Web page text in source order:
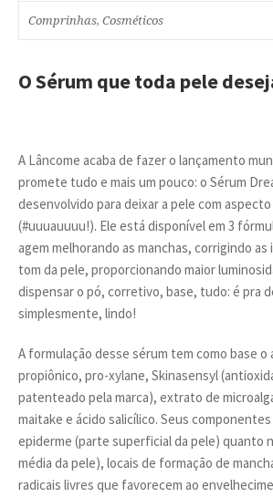
Comprinhas, Cosméticos
O Sérum que toda pele
A Lâncome acaba de fazer o lançamento
promete tudo e mais um pouco: o Sérum
desenvolvido para deixar a pele com
(#uuuauuuu!). Ele está disponível em 3
agem melhorando as manchas, corrigindo
tom da pele, proporcionando maior
dispensar o pó, corretivo, base, tudo: é pra
simplesmente, lindo!
A formulação desse sérum tem como base
propiônico, pro-xylane, Skinasensyl
patenteado pela marca), extrato de
maitake e ácido salicílico. Seus
epiderme (parte superficial da pele) quanto
média da pele), locais de formação de
radicais livres que favorecem ao